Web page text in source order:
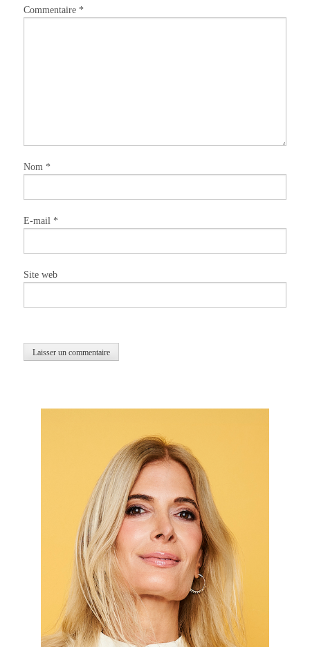
Commentaire *
Nom *
E-mail *
Site web